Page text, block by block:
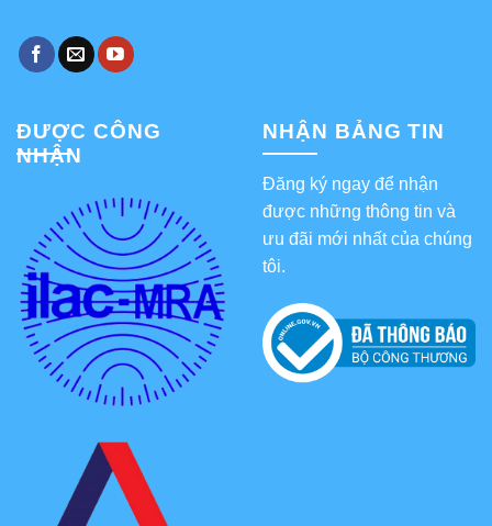
ĐƯỢC CÔNG
NHẬN
NHẬN BẢNG TIN
Đăng ký ngay để nhận
được những thông tin và
ưu đãi mới nhất của chúng
tôi.